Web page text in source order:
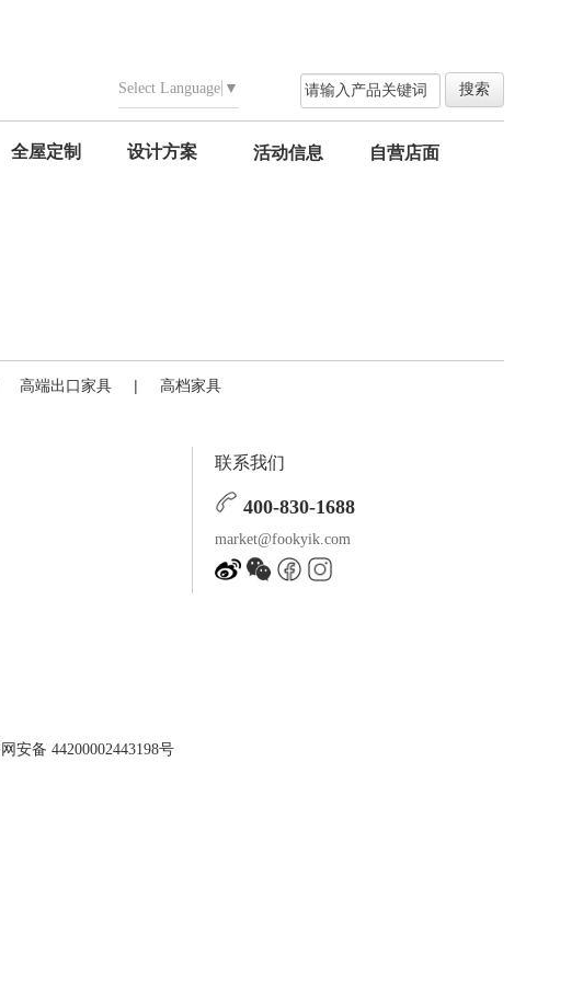
Select Language ▼
全屋定制 设计方案 活动信息 自营店面
高端出口家具 | 高档家具
联系我们
400-830-1688
market@fookyik.com
安备 44200002443198号